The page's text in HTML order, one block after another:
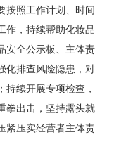
按照工作计划、时间
作，持续帮助化妆品
安全公示板、主体责
化排查风险隐患，对
续开展专项检查，
拳出击，坚持露头就
紧压实经营者主体责